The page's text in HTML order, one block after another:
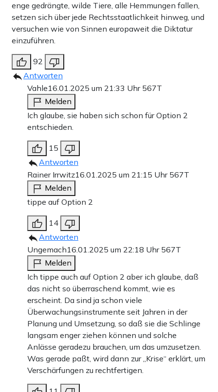
enge gedrängte, wilde Tiere, alle Hemmungen fallen,
setzen sich über jede Rechtsstaatlichkeit hinweg, und
versuchen wie von Sinnen europaweit die Diktatur
einzuführen.
92
Antworten
Vahle16.01.2025 um 21:33 Uhr 567T
Melden
Ich glaube, sie haben sich schon für Option 2
entschieden.
15
Antworten
Rainer Irrwitz16.01.2025 um 21:15 Uhr 567T
Melden
tippe auf Option 2
14
Antworten
Ungemach16.01.2025 um 22:18 Uhr 567T
Melden
Ich tippe auch auf Option 2 aber ich glaube, daß
das nicht so überraschend kommt, wie es
erscheint. Da sind ja schon viele
Überwachungsinstrumente seit Jahren in der
Planung und Umsetzung, so daß sie die Schlinge
langsam enger ziehen können und solche
Anlässe geradezu brauchen, um das umzusetzen.
Was gerade paßt, wird dann zur „Krise“ erklärt, um
Verschärfungen zu rechtfertigen.